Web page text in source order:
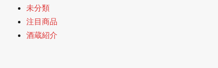
未分類
注目商品
酒蔵紹介